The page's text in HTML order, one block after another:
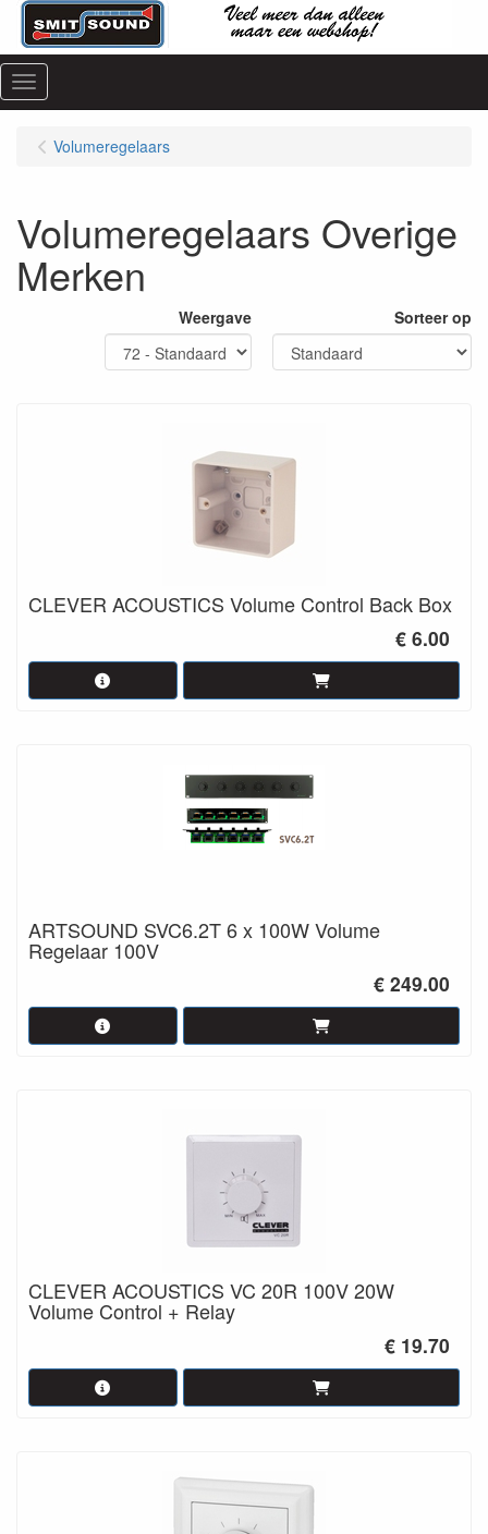
Menu
Volumeregelaars
Volumeregelaars Overige
Merken
Weergave Sorteer op
CLEVER ACOUSTICS Volume Control Back Box
€ 6.00
ARTSOUND SVC6.2T 6 x 100W Volume
Regelaar 100V
€ 249.00
CLEVER ACOUSTICS VC 20R 100V 20W
Volume Control + Relay
€ 19.70